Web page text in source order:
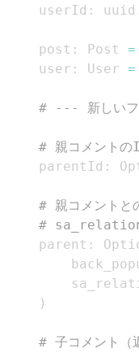
    userId
: uuid
    post
: Post =
    user
: User =
# --- 新しい
# 親コメントの
    parentId
:
# 親コメントと
#
    parent
:
)
# 子コメント（